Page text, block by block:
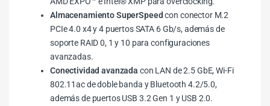
Almacenamiento SuperSpeedcon conector M.2
PCIe 4.0 x4 y 4 puertos SATA 6 Gb/s, además de
soporte RAID 0, 1 y 10 para configuraciones
avanzadas.
Conectividad avanzada con LAN de 2.5 GbE, Wi-Fi
802.11ac de doble banda y Bluetooth 4.2/5.0,
además de puertos USB 3.2 Gen 1 y USB 2.0.